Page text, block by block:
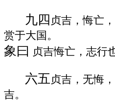
九四 贞吉，悔亡
赏于大国。
象曰 贞吉悔亡，志行
六五 贞吉，无悔
吉。